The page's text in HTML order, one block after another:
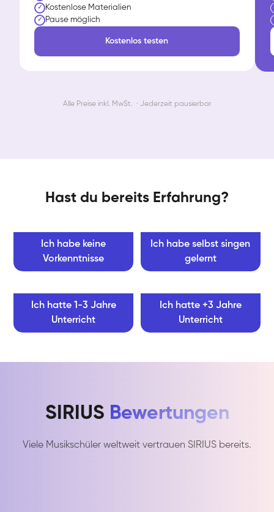
✓ Kostenlose Materialien
✓ Pause möglich
Kostenlos testen
Alle Preise inkl. MwSt. · Jederzeit pausierbar
Hast du bereits Erfahrung?
Ich habe keine
Vorkenntnisse
Ich habe selbst singen
gelernt
Ich hatte 1-3 Jahre
Unterricht
Ich hatte +3 Jahre
Unterricht
SIRIUS Bewertungen
Viele Musikschüler weltweit vertrauen SIRIUS bereits.